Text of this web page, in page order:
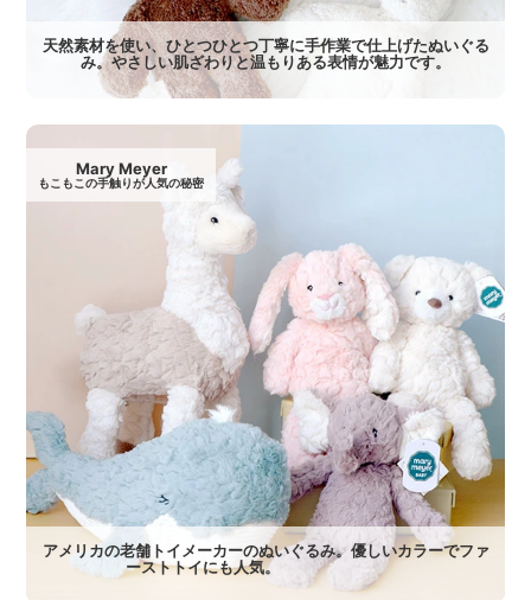
天然素材を使い、ひとつひとつ丁寧に手作業で仕上げたぬいぐる
み。やさしい肌ざわりと温もりある表情が魅力です。
Mary Meyer
もこもこの手触りが人気の秘密
アメリカの老舗トイメーカーのぬいぐるみ。優しいカラーでファ
ーストトイにも人気。